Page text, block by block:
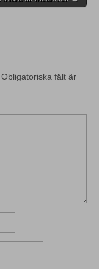
Obligatoriska fält är